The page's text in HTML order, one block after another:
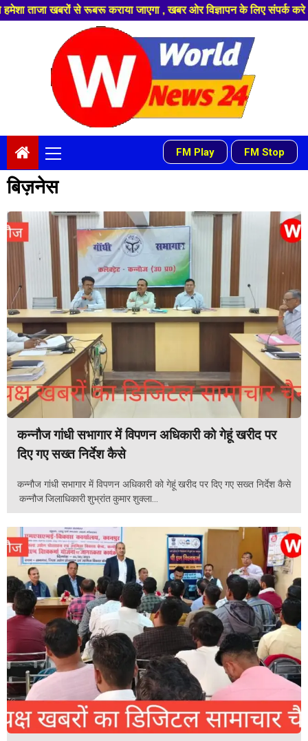
जाएगा , खबर ओर विज्ञापन के लिए संपर्क करे +91 9839649848
Menu
FM Play - FM Stop
बिज़नेस
कन्नौज गांधी सभागार में विपणन अधिकारी को गेहूं खरीद पर
दिए गए सख्त निर्देश कैसे
कन्नौज गांधी सभागार में विपणन अधिकारी को गेहूं खरीद पर दिए गए सख्त निर्देश कैसे
कन्नौज जिलाधिकारी शुभ्रांत कुमार शुक्ला...